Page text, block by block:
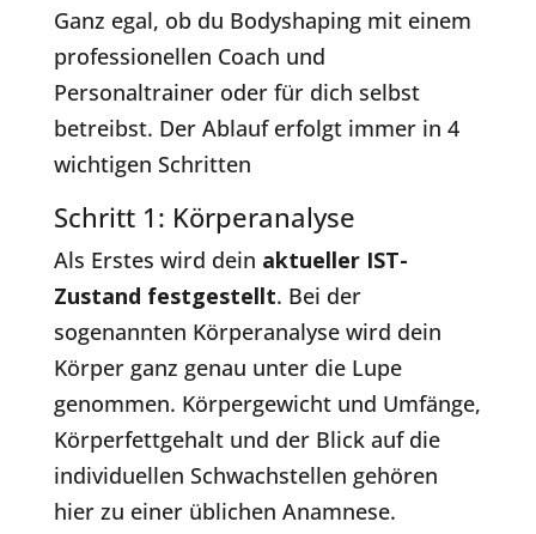
Ganz egal, ob du Bodyshaping mit einem
professionellen Coach und
Personaltrainer oder für dich selbst
betreibst. Der Ablauf erfolgt immer in 4
wichtigen Schritten
Schritt 1: Körperanalyse
Als Erstes wird dein aktueller IST-
Zustand festgestellt. Bei der
sogenannten Körperanalyse wird dein
Körper ganz genau unter die Lupe
genommen. Körpergewicht und Umfänge,
Körperfettgehalt und der Blick auf die
individuellen Schwachstellen gehören
hier zu einer üblichen Anamnese.